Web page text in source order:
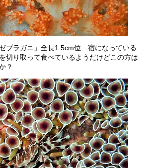
ブラガニ」全長1.5cm位 宿になっている
切り取って食べているようだけどこの方は
？